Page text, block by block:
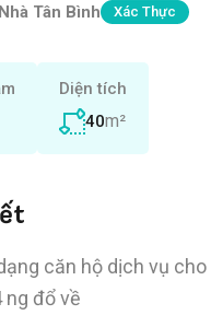
Tân Bình Xác Thực
Diện tích
40m²
căn hộ dịch vụ
ng đổ về